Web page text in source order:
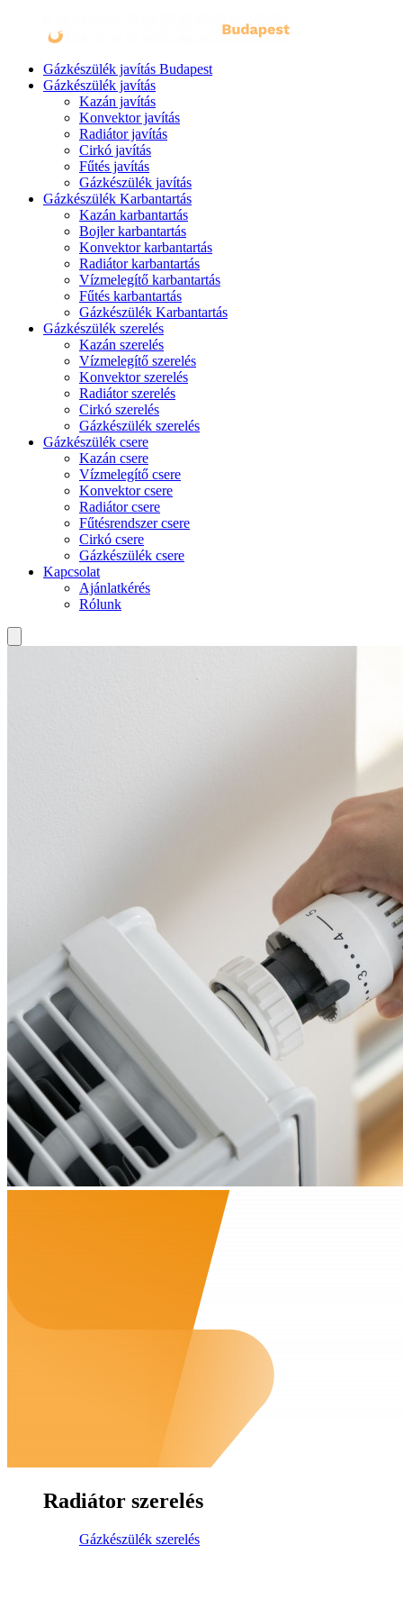
Gázkészülék javítás Budapest
Gázkészülék javítás
Kazán javítás
Konvektor javítás
Radiátor javítás
Cirkó javítás
Fűtés javítás
Gázkészülék javítás
Gázkészülék Karbantartás
Kazán karbantartás
Bojler karbantartás
Konvektor karbantartás
Radiátor karbantartás
Vízmelegítő karbantartás
Fűtés karbantartás
Gázkészülék Karbantartás
Gázkészülék szerelés
Kazán szerelés
Vízmelegítő szerelés
Konvektor szerelés
Radiátor szerelés
Cirkó szerelés
Gázkészülék szerelés
Gázkészülék csere
Kazán csere
Vízmelegítő csere
Konvektor csere
Radiátor csere
Fűtésrendszer csere
Cirkó csere
Gázkészülék csere
Kapcsolat
Ajánlatkérés
Rólunk
Radiátor szerelés
Gázkészülék szerelés